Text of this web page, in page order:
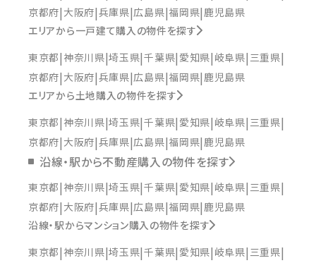
京都府 大阪府 兵庫県 広島県 福岡県 鹿児島県
エリアから一戸建て購入の物件を探す
東京都 神奈川県 埼玉県 千葉県 愛知県 岐阜県 三重県
京都府 大阪府 兵庫県 広島県 福岡県 鹿児島県
エリアから土地購入の物件を探す
東京都 神奈川県 埼玉県 千葉県 愛知県 岐阜県 三重県
京都府 大阪府 兵庫県 広島県 福岡県 鹿児島県
沿線・駅から不動産購入の物件を探す
東京都 神奈川県 埼玉県 千葉県 愛知県 岐阜県 三重県
京都府 大阪府 兵庫県 広島県 福岡県 鹿児島県
沿線・駅からマンション購入の物件を探す
東京都 神奈川県 埼玉県 千葉県 愛知県 岐阜県 三重県